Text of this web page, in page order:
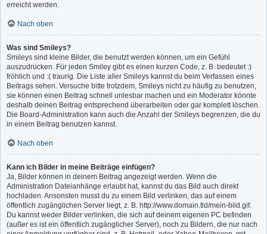
erreicht werden.
Nach oben
Was sind Smileys?
Smileys sind kleine Bilder, die benutzt werden können, um ein Gefühl
auszudrücken. Für jeden Smiley gibt es einen kurzen Code, z. B. bedeutet :)
fröhlich und :( traurig. Die Liste aller Smileys kannst du beim Verfassen eines
Beitrags sehen. Versuche bitte trotzdem, Smileys nicht zu häufig zu benutzen,
sie können einen Beitrag schnell unlesbar machen und ein Moderator könnte
deshalb deinen Beitrag entsprechend überarbeiten oder gar komplett löschen.
Die Board-Administration kann auch die Anzahl der Smileys begrenzen, die du
in einem Beitrag benutzen kannst.
Nach oben
Kann ich Bilder in meine Beiträge einfügen?
Ja, Bilder können in deinem Beitrag angezeigt werden. Wenn die
Administration Dateianhänge erlaubt hat, kannst du das Bild auch direkt
hochladen. Ansonsten musst du zu einem Bild verlinken, das auf einem
öffentlich zugänglichen Server liegt, z. B. http://www.domain.tld/mein-bild.gif.
Du kannst weder Bilder verlinken, die sich auf deinem eigenen PC befinden
(außer es ist ein öffentlich zugänglicher Server), noch zu Bildern, die nur nach